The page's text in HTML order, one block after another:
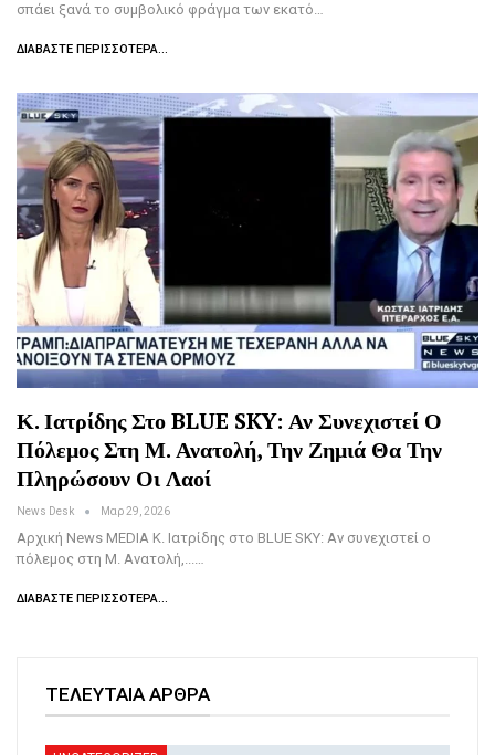
σπάει ξανά το συμβολικό φράγμα των εκατό…
ΔΙΑΒΆΣΤΕ ΠΕΡΙΣΣΌΤΕΡΑ...
Κ. Ιατρίδης Στο BLUE SKY: Αν Συνεχιστεί Ο
Πόλεμος Στη Μ. Ανατολή, Την Ζημιά Θα Την
Πληρώσουν Οι Λαοί
News Desk Μαρ 29, 2026
Αρχική News MEDIA Κ. Ιατρίδης στο BLUE SKY: Αν συνεχιστεί ο
πόλεμος στη Μ. Ανατολή,...…
ΔΙΑΒΆΣΤΕ ΠΕΡΙΣΣΌΤΕΡΑ...
ΤΕΛΕΥΤΑΙΑ ΑΡΘΡΑ